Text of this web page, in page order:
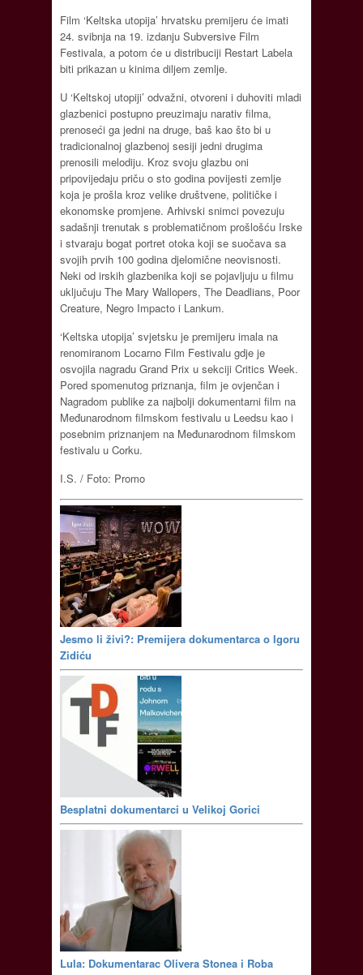
Film ‘Keltska utopija’ hrvatsku premijeru će imati
24. svibnja na 19. izdanju Subversive Film
Festivala, a potom će u distribuciji Restart Labela
biti prikazan u kinima diljem zemlje.
U ‘Keltskoj utopiji’ odvažni, otvoreni i duhoviti mladi
glazbenici postupno preuzimaju narativ filma,
prenoseći ga jedni na druge, baš kao što bi u
tradicionalnoj glazbenoj sesiji jedni drugima
prenosili melodiju. Kroz svoju glazbu oni
pripovijedaju priču o sto godina povijesti zemlje
koja je prošla kroz velike društvene, političke i
ekonomske promjene. Arhivski snimci povezuju
sadašnji trenutak s problematičnom prošlošću Irske
i stvaraju bogat portret otoka koji se suočava sa
svojih prvih 100 godina djelomične neovisnosti.
Neki od irskih glazbenika koji se pojavljuju u filmu
uključuju The Mary Wallopers, The Deadlians, Poor
Creature, Negro Impacto i Lankum.
‘Keltska utopija’ svjetsku je premijeru imala na
renomiranom Locarno Film Festivalu gdje je
osvojila nagradu Grand Prix u sekciji Critics Week.
Pored spomenutog priznanja, film je ovjenčan i
Nagradom publike za najbolji dokumentarni film na
Međunarodnom filmskom festivalu u Leedsu kao i
posebnim priznanjem na Međunarodnom filmskom
festivalu u Corku.
I.S. / Foto: Promo
Jesmo li živi?: Premijera dokumentarca o Igoru
Zidiću
Besplatni dokumentarci u Velikoj Gorici
Lula: Dokumentarac Olivera Stonea i Roba